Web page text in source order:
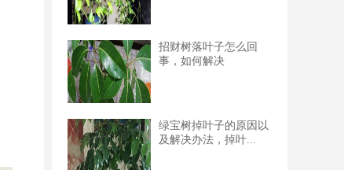
招财树落叶子怎么回
事，如何解决
绿宝树掉叶子的原因以
及解决办法，掉叶...